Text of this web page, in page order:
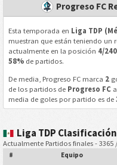
Progreso FC
Esta temporada en Liga TDP
muestran que están teniendo un
actualmente en la posición 4/240
58%de partidos.
De media, Progreso FC marca 2
de los partidos de Progreso FC
media de goles por partido es de
Liga TDP Clasificación
Actualmente Partidos finales - 3365
# Equipo